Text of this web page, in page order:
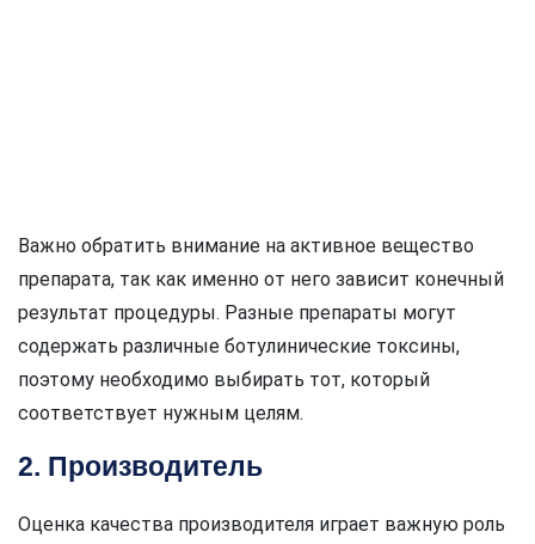
Важно обратить внимание на активное вещество
препарата, так как именно от него зависит конечный
результат процедуры. Разные препараты могут
содержать различные ботулинические токсины,
поэтому необходимо выбирать тот, который
соответствует нужным целям.
2. Производитель
Оценка качества производителя играет важную роль